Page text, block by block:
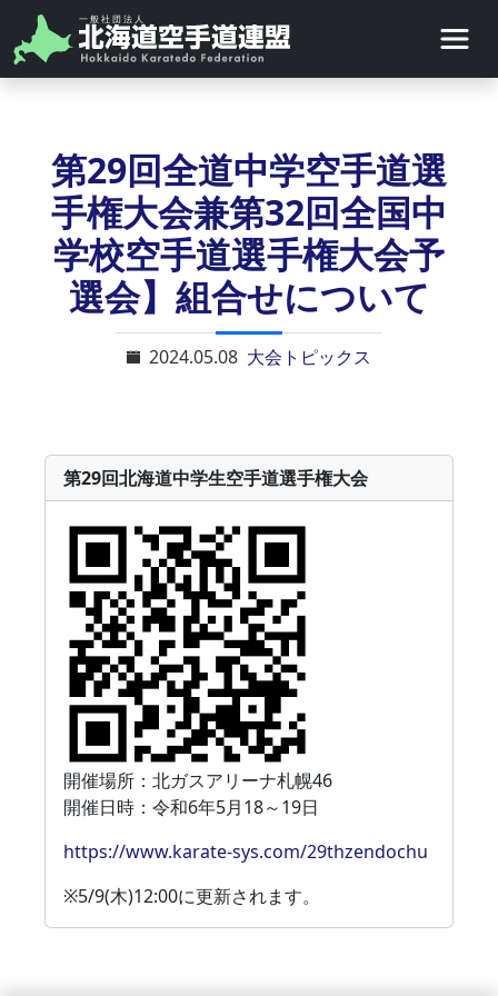
第29回全道中学空手道選
手権大会兼第32回全国中
学校空手道選手権大会予
選会】組合せについて
2024.05.08 大会トピックス
第29回北海道中学生空手道選手権大会
開催場所：北ガスアリーナ札幌46
開催日時：令和6年5月18～19日
https://www.karate-sys.com/29thzendochu
※5/9(木)12:00に更新されます。